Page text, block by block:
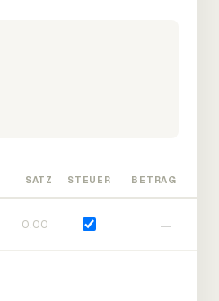
SATZ STEUER BETRAG
—